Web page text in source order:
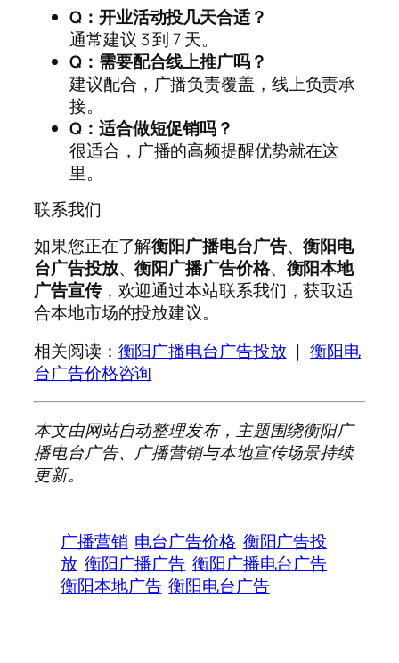
Q：开业活动投几天合适？
通常建议 3 到 7 天。
Q：需要配合线上推广吗？
建议配合，广播负责覆盖，线上负责承
接。
Q：适合做短促销吗？
很适合，广播的高频提醒优势就在这
里。
联系我们
如果您正在了解衡阳广播电台广告、衡阳电
台广告投放、衡阳广播广告价格、 衡阳本地
广告宣传，欢迎通过本站联系我们，获取适
合本地市场的投放建议。
相关阅读： 衡阳广播电台广告投放 ｜衡阳电
台广告价格咨询
本文由网站自动整理发布，主题围绕衡阳广
播电台广告、广播营销与本地宣传场景持续
更新。
广播营销 电台广告价格 衡阳广告投
放 衡阳广播广告 衡阳广播电台广告
衡阳本地广告 衡阳电台广告